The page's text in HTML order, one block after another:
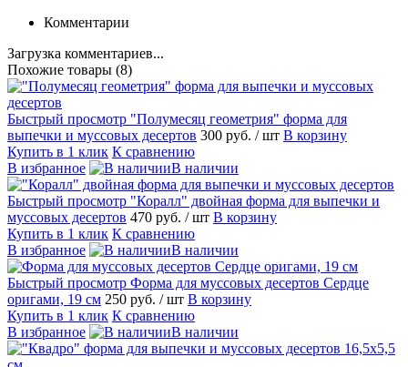
Комментарии
Загрузка комментариев...
Похожие товары (8)
Быстрый просмотр "Полумесяц геометрия" форма для
выпечки и муссовых десертов 300 руб. / шт В корзину
Купить в 1 клик К сравнению
В избранное
В наличии
Быстрый просмотр "Коралл" двойная форма для выпечки и
муссовых десертов 470 руб. / шт В корзину
Купить в 1 клик К сравнению
В избранное
В наличии
Быстрый просмотр Форма для муссовых десертов Сердце
оригами, 19 см 250 руб. / шт В корзину
Купить в 1 клик К сравнению
В избранное
В наличии